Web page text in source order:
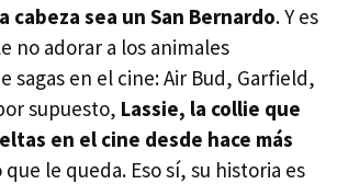
cabeza sea un San Bernardo. Y es
no adorar a los animales
sagas en el cine: Air Bud, Garfield,
supuesto, Lassie, la collie que
en el cine desde hace más
que le queda. Eso sí, su historia es